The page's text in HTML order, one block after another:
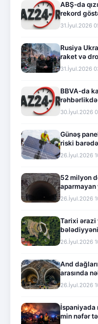
ABŞ-da
rekord
31.İyul.2026
Rusiya
raket və
31.İyul.2026
BBVA-da
30.İyul.2026
Günəş
riski
26.İyul.2026
52 milyon
aparmayan
26.İyul.2026
Tarixi ərazi
bələdiyyəni
26.İyul.2026
And
arasında
26.İyul.2026
İspaniyada
min nəfər